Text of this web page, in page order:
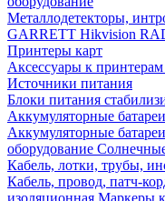
Металлодетекторы,
GARRETT Hikvision
Принтеры карт
Аксессуары к принтерам
Источники питания
Блоки питания
Аккумуляторные
Аккумуляторные
оборудование
Кабель, лотки, трубы,
Кабель, провод, патч-
изоляционная Маркеры